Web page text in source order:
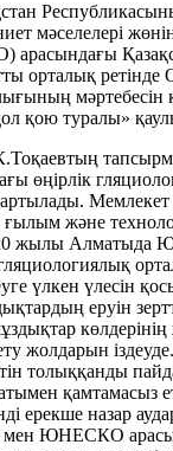
мәселелері
орталық ретінде
мәртебесін
қою туралы»
өңірлік
және
жылы Алматыда
үлкен үлесін
еруін
жолдарын
толыққанды
қамтамасыз
ерекше назар
мен ЮНЕСКО